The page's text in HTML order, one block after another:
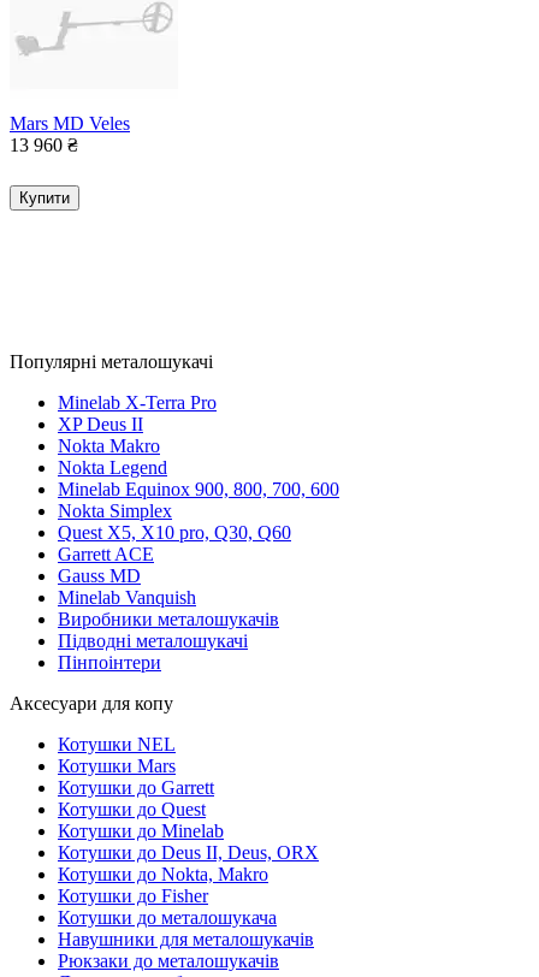
Mars MD Veles
13 960 ₴
Купити
Популярні металошукачі
Minelab X-Terra Pro
XP Deus II
Nokta Makro
Nokta Legend
Minelab Equinox 900, 800, 700, 600
Nokta Simplex
Quest X5, X10 pro, Q30, Q60
Garrett ACE
Gauss MD
Minelab Vanquish
Виробники металошукачів
Підводні металошукачі
Пінпоінтери
Аксесуари для копу
Котушки NEL
Котушки Mars
Котушки до Garrett
Котушки до Quest
Котушки до Minelab
Котушки до Deus II, Deus, ORX
Котушки до Nokta, Makro
Котушки до Fisher
Котушки до металошукача
Навушники для металошукачів
Рюкзаки до металошукачів